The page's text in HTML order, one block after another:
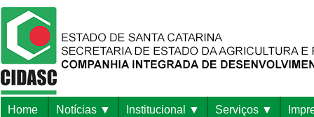
Home Notícias Institucional Serviços